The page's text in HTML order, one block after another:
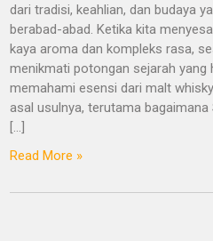
dari tradisi, keahlian, dan budaya
berabad-abad. Ketika kita
kaya aroma dan kompleks rasa,
menikmati potongan sejarah yang
memahami esensi dari malt
asal usulnya, terutama
[…]
Read More »